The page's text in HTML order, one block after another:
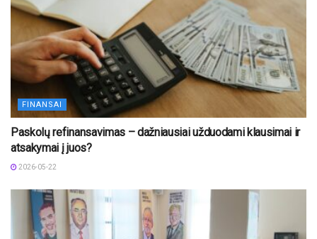
FINANSAI
Paskolų refinansavimas – dažniausiai užduodami klausimai ir
atsakymai į juos?
2026-05-22